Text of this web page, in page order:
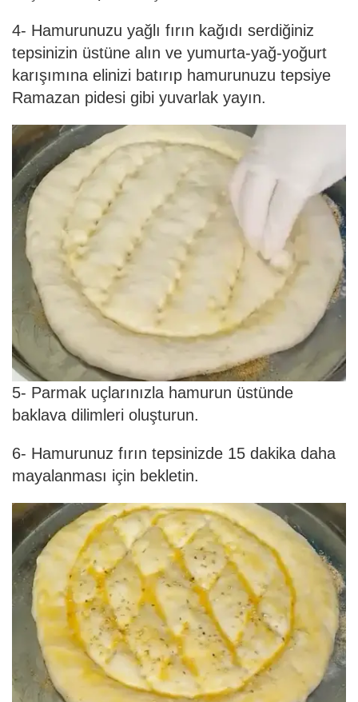
4- Hamurunuzu yağlı fırın kağıdı serdiğiniz
tepsinizin üstüne alın ve yumurta-yağ-yoğurt
karışımına elinizi batırıp hamurunuzu tepsiye
Ramazan pidesi gibi yuvarlak yayın.
5- Parmak uçlarınızla hamurun üstünde
baklava dilimleri oluşturun.
6- Hamurunuz fırın tepsinizde 15 dakika daha
mayalanması için bekletin.